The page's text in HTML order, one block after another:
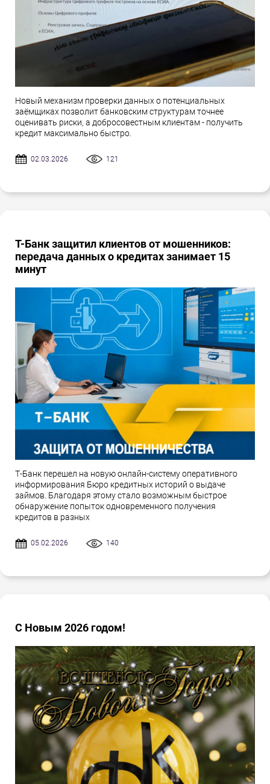
Новый механизм проверки данных о потенциальных
заёмщиках позволит банковским структурам точнее
оценивать риски, а добросовестным клиентам - получить
кредит максимально быстро.
02.03.2026 121
Т-Банк защитил клиентов от мошенников:
передача данных о кредитах занимает 15
минут
Т-Банк перешел на новую онлайн-систему оперативного
информирования Бюро кредитных историй о выдаче
займов. Благодаря этому стало возможным быстрое
обнаружение попыток одновременного получения
кредитов в разных
05.02.2026 140
С Новым 2026 годом!